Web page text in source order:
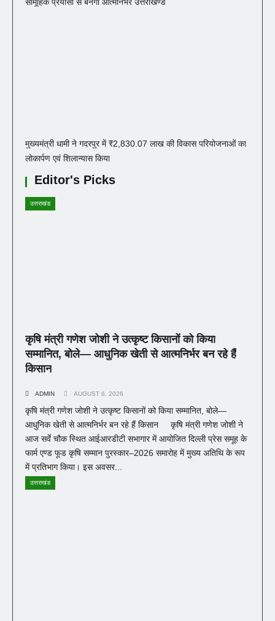
सामूहिक प्रयासों से बनेगा आत्मनिर्भर उत्तराखण्ड
मुख्यमंत्री धामी ने गदरपुर में ₹2,830.07 लाख की विकास परियोजनाओं का
लोकार्पण एवं शिलान्यास किया
Editor's Picks
उत्तराखंड
कृषि मंत्री गणेश जोशी ने उत्कृष्ट किसानों को किया
सम्मानित, बोले— आधुनिक खेती से आत्मनिर्भर बन रहे हैं
किसान
ADMIN AUGUST 6, 2026
कृषि मंत्री गणेश जोशी ने उत्कृष्ट किसानों को किया सम्मानित, बोले—
आधुनिक खेती से आत्मनिर्भर बन रहे हैं किसान कृषि मंत्री गणेश जोशी ने
आज सर्वे चौक स्थित आईआरडीटी सभागार में आयोजित दिल्ली प्रेस समूह के
फार्म एण्ड फूड कृषि सम्मान पुरस्कार–2026 समारोह में मुख्य अतिथि के रूप
में प्रतिभाग किया। इस अवसर...
उत्तराखंड